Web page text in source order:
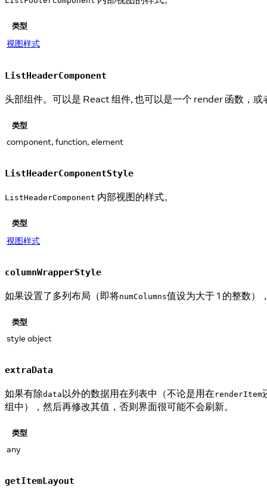
类型
视图样式
ListHeaderComponent
头部组件。可以是 React 组件, 也可以是一个 render 函数，或
类型
component, function, element
ListHeaderComponentStyle
ListHeaderComponent 内部视图的样式。
类型
视图样式
columnWrapperStyle
如果设置了多列布局（即将numColumns值设为大于 1 的整数）
类型
style object
extraData
如果有除data以外的数据用在列表中（不论是用在 renderItem
组中），然后再修改其值，否则界面很可能不会刷新。
类型
any
getItemLayout